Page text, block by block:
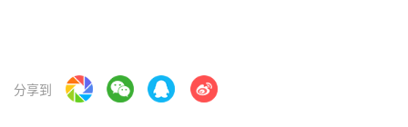
分享到